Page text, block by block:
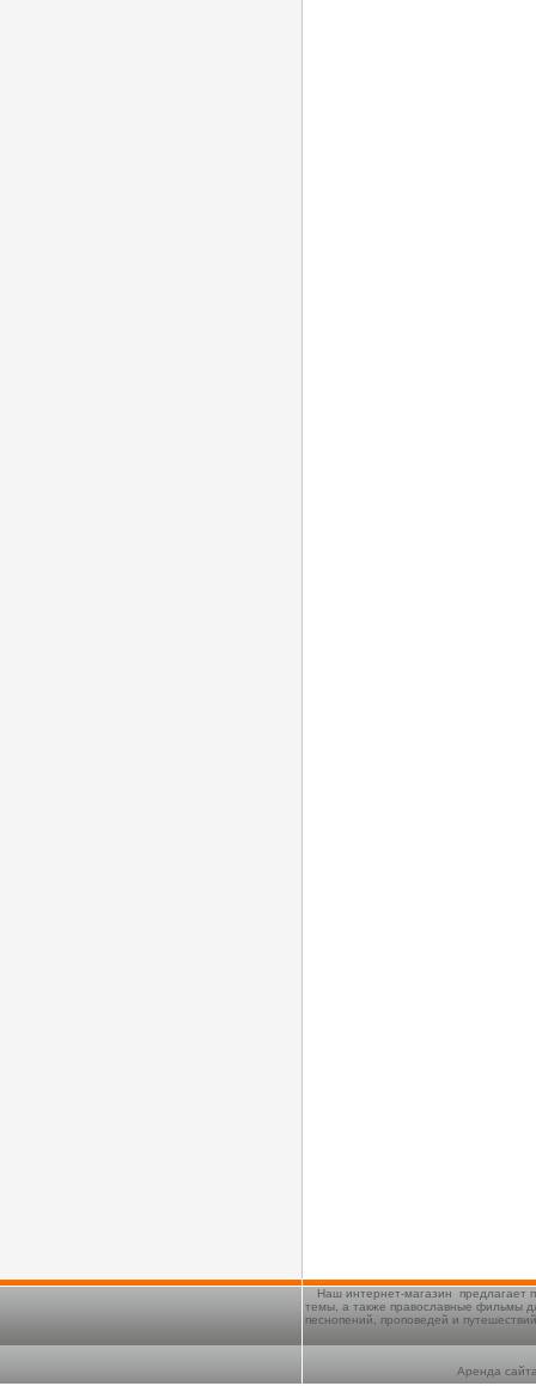
Наш интернет-магазин предлагает
темы, а также православные фильмы
песнопений, проповедей и
Аренда